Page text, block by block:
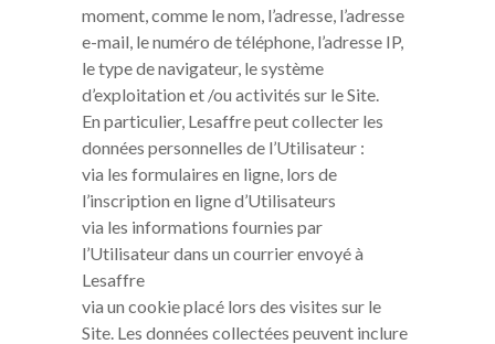
moment, comme le nom, l’adresse, l’adresse
e-mail, le numéro de téléphone, l’adresse IP,
le type de navigateur, le système
d’exploitation et /ou activités sur le Site.
En particulier, Lesaffre peut collecter les
données personnelles de l’Utilisateur :
via les formulaires en ligne, lors de
l’inscription en ligne d’Utilisateurs
via les informations fournies par
l’Utilisateur dans un courrier envoyé à
Lesaffre
via un cookie placé lors des visites sur le
Site. Les données collectées peuvent inclure